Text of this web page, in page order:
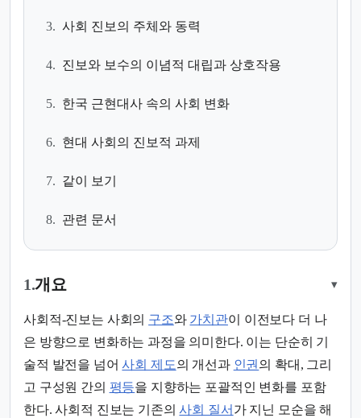
3. 사회 진보의 주체와 동력
4. 진보와 보수의 이념적 대립과 상호작용
5. 한국 근현대사 속의 사회 변화
6. 현대 사회의 진보적 과제
7. 같이 보기
8. 관련 문서
1.개요 ▾
사회적-진보는 사회의 구조와 가치관이 이전보다 더 나
은 방향으로 변화하는 과정을 의미한다. 이는 단순히 기
술적 발전을 넘어사회 제도의 개선과 인권의 확대, 그리
고 구성원 간의 평등을 지향하는 포괄적인 변화를 포함
한다. 사회적 진보는 기존의사회 질서 가 지닌 모순을 해